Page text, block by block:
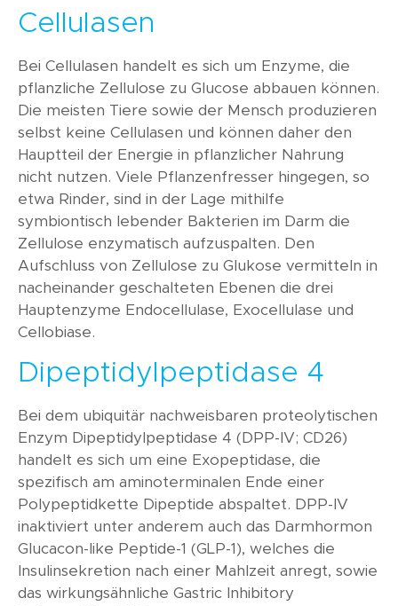
Cellulasen
Bei Cellulasen handelt es sich um Enzyme, die
pflanzliche Zellulose zu Glucose abbauen können.
Die meisten Tiere sowie der Mensch produzieren
selbst keine Cellulasen und können daher den
Hauptteil der Energie in pflanzlicher Nahrung
nicht nutzen. Viele Pflanzenfresser hingegen, so
etwa Rinder, sind in der Lage mithilfe
symbiontisch lebender Bakterien im Darm die
Zellulose enzymatisch aufzuspalten. Den
Aufschluss von Zellulose zu Glukose vermitteln in
nacheinander geschalteten Ebenen die drei
Hauptenzyme Endocellulase, Exocellulase und
Cellobiase.
Dipeptidylpeptidase 4
Bei dem ubiquitär nachweisbaren proteolytischen
Enzym Dipeptidylpeptidase 4 (DPP-IV; CD26)
handelt es sich um eine Exopeptidase, die
spezifisch am aminoterminalen Ende einer
Polypeptidkette Dipeptide abspaltet. DPP-IV
inaktiviert unter anderem auch das Darmhormon
Glucacon-like Peptide-1 (GLP-1), welches die
Insulinsekretion nach einer Mahlzeit anregt, sowie
das wirkungsähnliche Gastric Inhibitory